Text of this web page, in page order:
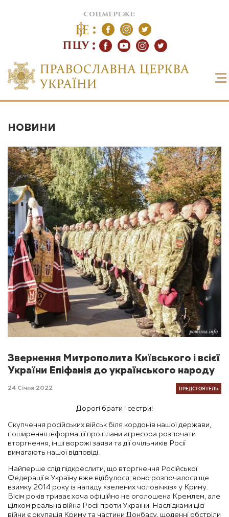
соцмережі:
ПЦУ
НОВИНИ
Звернення Митрополита Київського і всієї
України Епіфанія до українського народу
24 Січня 2022 ПРЕДСТОЯТЕЛЬ
Дорогі брати і сестри!
Скупчення російських військ біля кордонів нашої держави,
поширення інформації про плани агресора розпочати
вторгнення, інші ворожі заяви та дії очільників Росії
вимагають нашої відповіді.
Найперше слід підкреслити, що вторгнення Російської
Федерації в Україну вже відбулося, воно розпочалося ще
взимку 2014 року із нападу «зелених чоловічків» у Криму.
Вісім років триває хоча офіційно не оголошена Кремлем, але
цілком реальна війна Росії проти України. Наслідками цієї
війни є окупація Криму та частини Донбасу, щоденні обстріли